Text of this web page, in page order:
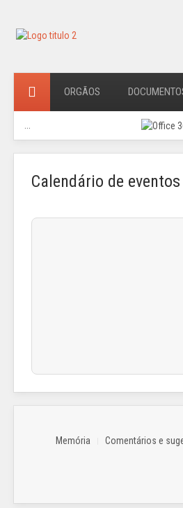
ORGÃOS
Calendário de eventos
Memória Comentários e